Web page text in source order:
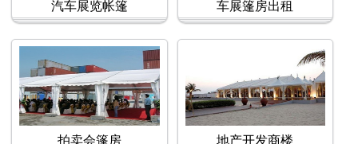
汽车展览帐篷 车展篷房出租
拍卖会篷房 地产开发商楼